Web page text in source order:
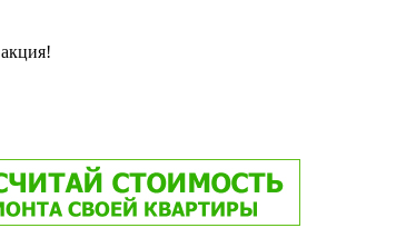
акция!